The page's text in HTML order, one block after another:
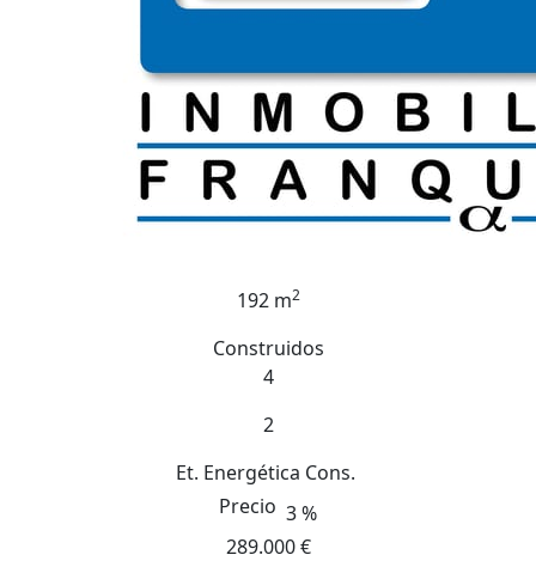
192 m2
Construidos
4
2
Et. Energética Cons.
Precio 3 %
289.000 €